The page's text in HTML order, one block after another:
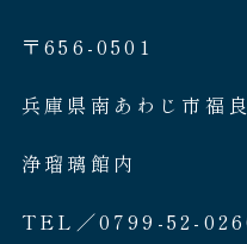
〒656-0501
兵庫県南あわじ市福
浄瑠璃館内
TEL／0799-52-